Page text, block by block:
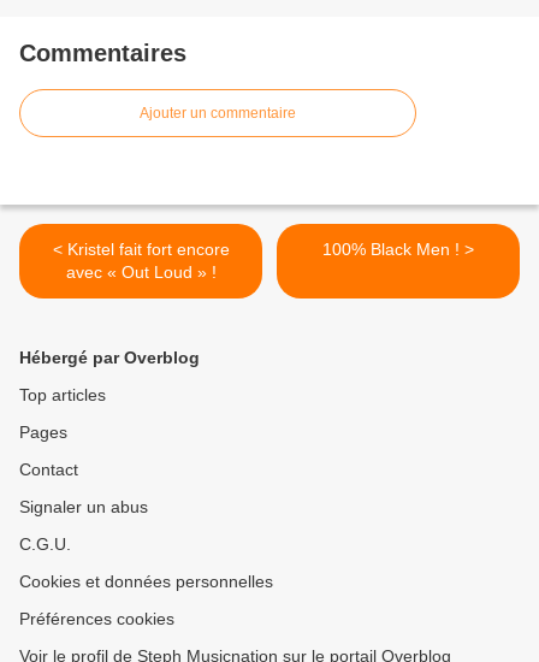
Commentaires
Ajouter un commentaire
< Kristel fait fort encore
avec « Out Loud » !
100% Black Men ! >
Hébergé par Overblog
Top articles
Pages
Contact
Signaler un abus
C.G.U.
Cookies et données personnelles
Préférences cookies
Voir le profil de Steph Musicnation sur le portail Overblog